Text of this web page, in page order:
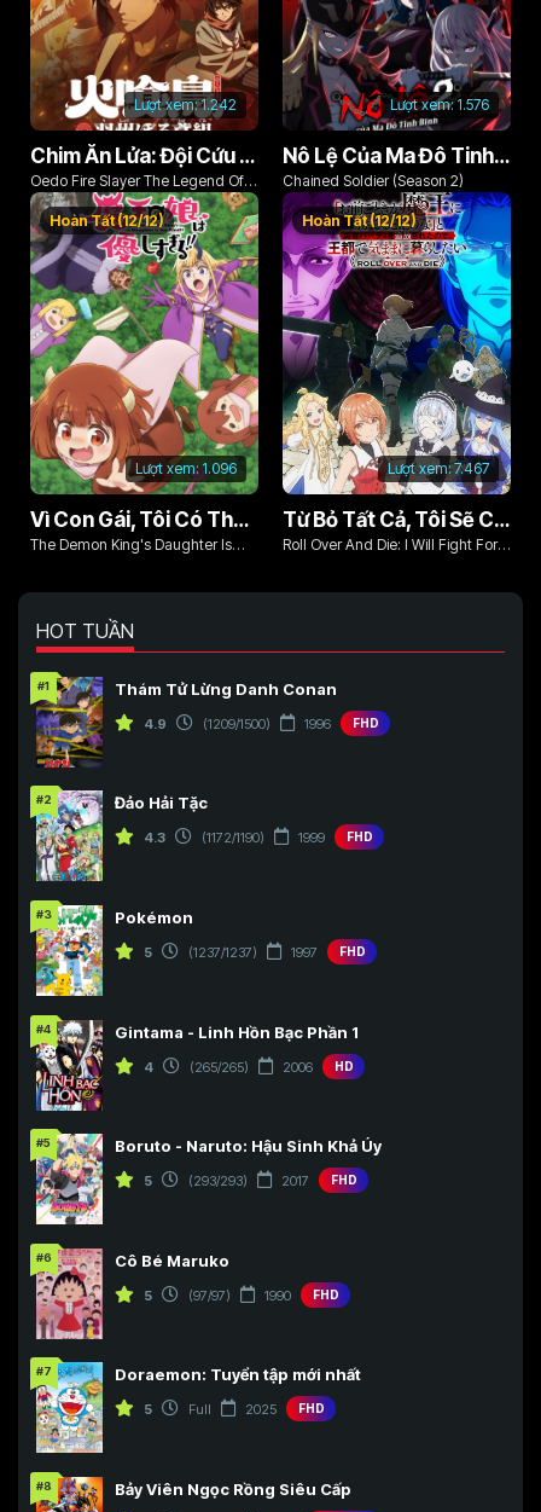
Lượt xem:1.242
Chim Ăn Lửa: Đội Cứu Hỏa Rách Rưới Vùng Ushu
Oedo Fire Slayer The Legend Of
Phoenix
Lượt xem: 1.576
Nô Lệ Của Ma Đô Tinh Binh (Phần 2)
Chained Soldier (Season 2)
Lượt xem:1.096
Hoàn Tất (12/12)
Vì Con Gái, Tôi Có Thể Đánh Bại Cả Ma Vương
The Demon King's Daughter Is
Lượt xem: 7.467
Hoàn Tất (12/12)
Từ Bỏ Tất Cả, Tôi Sẽ Chiến Đấu Cho Một Cuộc Sống Bình Thường Với Tình Yêu Của Đời Mình Và Chiếc Thanh Kiếm Bị Nguyền Rủa!
Roll Over And Die: I Will Fight For
Cursed Sword!
HOT TUẦN
#1 Thám Tử Lừng Danh Conan
4.9 (1209/1500) 1996 FHD
#2 Đảo Hải Tặc
4.3 (1172/1190) 1999 FHD
#3 Pokémon
5 (1237/1237) 1997 FHD
#4 Gintama - Linh Hồn Bạc Phần 1
4 (265/265) 2006 HD
#5 Boruto - Naruto: Hậu Sinh Khả Úy
5 (293/293) 2017 FHD
#6 Cô Bé Maruko
5 (97/97) 1990 FHD
#7 Doraemon: Tuyển tập mới nhất
5 Full 2025 FHD
#8 Bảy Viên Ngọc Rồng Siêu Cấp